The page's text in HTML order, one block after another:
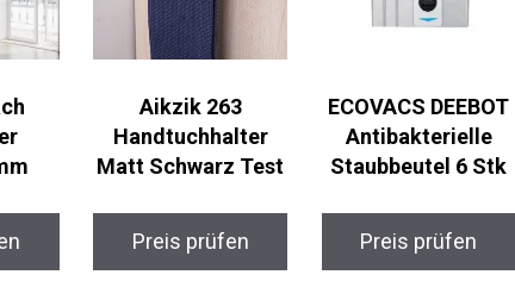
Aikzik 263
Handtuchhalter
Matt Schwarz Test
Preis prüfen
ECOVACS DEEBOT
Antibakterielle
Staubbeutel 6 Stk
Preis prüfen